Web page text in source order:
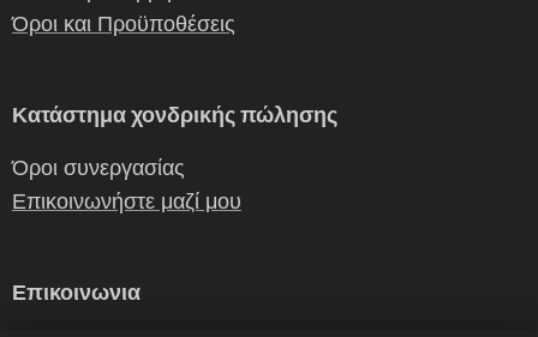
Όροι και Προϋποθέσεις
Κατάστημα χονδρικής πώλησης
Όροι συνεργασίας
Επικοινωνήστε μαζί μου
Επικοινωνια